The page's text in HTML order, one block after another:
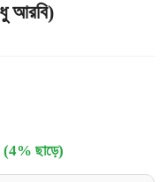
আরবি)
ছাড়ে)